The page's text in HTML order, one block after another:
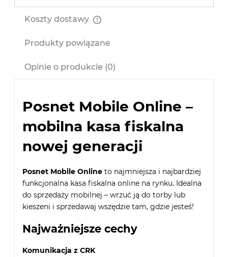
Koszty dostawy
Produkty powiązane
Opinie o produkcie (0)
Posnet Mobile Online –
mobilna kasa fiskalna
nowej generacji
Posnet Mobile Online to najmniejsza i najbardziej
funkcjonalna kasa fiskalna online na rynku. Idealna
do sprzedaży mobilnej – wrzuć ją do torby lub
kieszeni i sprzedawaj wszędzie tam, gdzie jesteś!
Najważniejsze cechy
Komunikacja z CRK